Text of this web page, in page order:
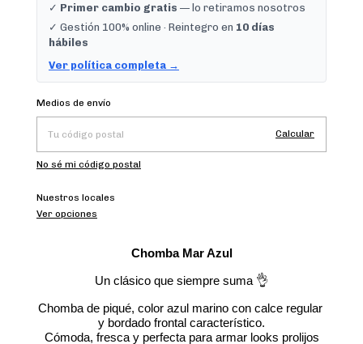
✓ Primer cambio gratis — lo retiramos nosotros
✓ Gestión 100% online · Reintegro en 10 días
hábiles
Ver política completa →
Entregas para el CP:
Medios de envío
Calcular
No sé mi código postal
Nuestros locales
Ver opciones
Chomba Mar Azul
Un clásico que siempre suma 👌
Chomba de piqué, color azul marino con calce regular
y bordado frontal característico.